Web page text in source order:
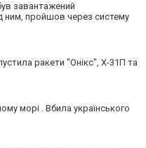
завантажений
ним, пройшов через систему
ракети "Онікс", Х-31П та
морі . Вбила українського